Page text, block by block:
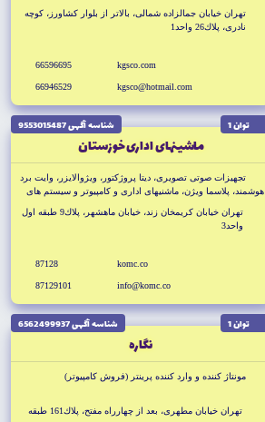
تهران خيابان جمالزاده شمالى، بالاتر از بلوار كشاورز، كوچه
نادرى، پلاك26 واحد1
kgsco.com
kgsco@hotmail.com
66596695
66946529
توان 1 شناسه آگهى 9553015487
ماشينهاى ادارى خوزستان
تجهيزات صوتى تصويرى، ديتا پروژكتور، ويژوالايزر، وايت برد
هوشمند، پلاسما ويژن، ماشنيهاى ادارى و كامپيوتر و سيستم هاى
تهران خيابان كريمخان زند، خيابان ماهشهر، پلاك9 طبقه اول
واحد3
komc.co
info@komc.co
87128
87129101
توان 1 شناسه آگهى 6562499937
نگاره
مونتاژ كننده و وارد کننده پرينتر (فروش کامپيوتر)
تهران خيابان مطهرى، بعد از چهارراه مفتح، پلاك161 طبقه